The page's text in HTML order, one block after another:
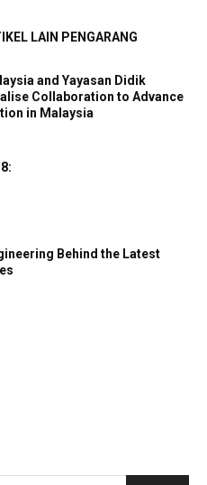
LAIN PENGARANG
and Yayasan Didik
Collaboration to Advance
in Malaysia
Behind the Latest